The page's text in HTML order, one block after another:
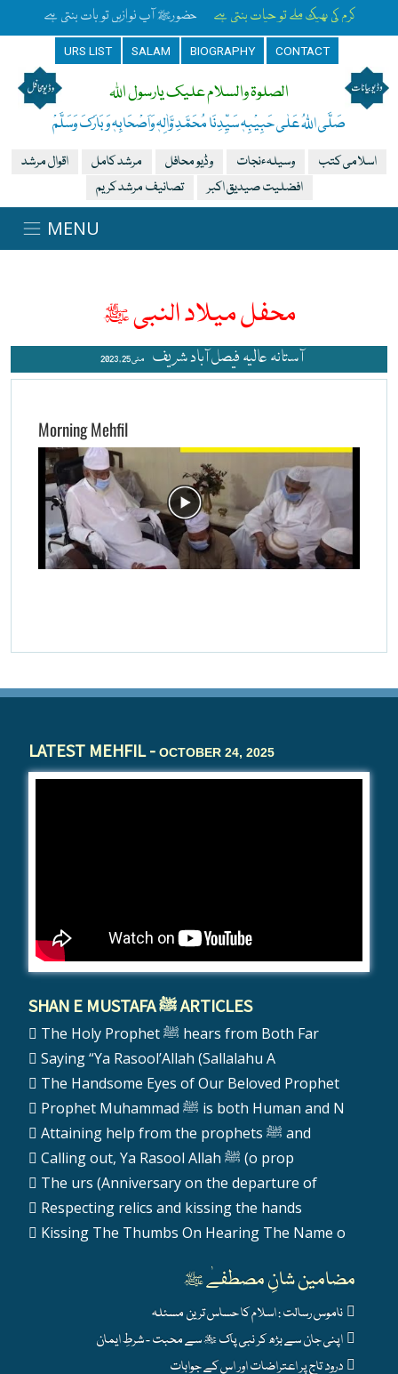
کرم کی بھیک ملے تو حیات بنتی ہے حضورﷺ آپ نوازیں تو بات بنتی ہے
URS LIST SALAM BIOGRAPHY CONTACT
الصلوۃ والسلام علیک یارسول اللہ
صَلَّی اللہُ عَلٰی حَبِیْبِہٖ سَیِّدِنَا مُحَمَّدِ وَّاٰلِہٖ وَاَصْحَابِہٖ وَبَارَکَ وَسَلَّمْ
اقوال مرشد مرشد کامل وڈیو محافل وسیلہءنجات
اسلامی کتب
تصانیف مرشد کریم
افضلیت صیدیق اکبر
محفل میلاد النبی ﷺ
مئی 25 , 2023 آستانہ عالیہ فیصل آباد شریف
Morning Mehfil
LATEST MEHFIL - OCTOBER 24, 2025
SHAN E MUSTAFA ﷺ ARTICLES
The Holy Prophet ﷺ hears from Both Far
Saying “Ya Rasool’Allah (Sallalahu A
The Handsome Eyes of Our Beloved Prophet
Prophet Muhammad ﷺ is both Human and N
Attaining help from the prophets ﷺ and
Calling out, Ya Rasool Allah ﷺ (o prop
The urs (Anniversary on the departure of
Respecting relics and kissing the hands
Kissing The Thumbs On Hearing The Name o
مضامین شانِ مصطفےٰ ﷺ